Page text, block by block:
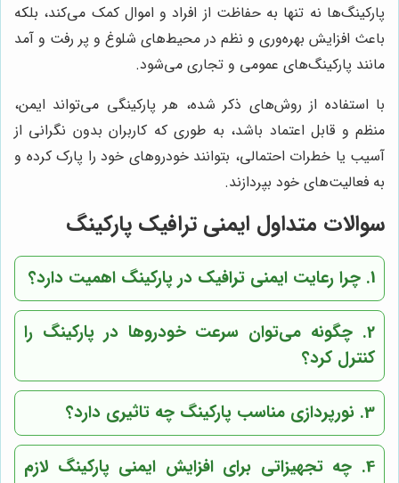
پارکینگ‌ها نه تنها به حفاظت از افراد و اموال کمک می‌کند، بلکه
باعث افزایش بهره‌وری و نظم در محیط‌های شلوغ و پر رفت و آمد
مانند پارکینگ‌های عمومی و تجاری می‌شود.
با استفاده از روش‌های ذکر شده، هر پارکینگی می‌تواند ایمن،
منظم و قابل اعتماد باشد، به طوری که کاربران بدون نگرانی از
آسیب یا خطرات احتمالی، بتوانند خودروهای خود را پارک کرده و
به فعالیت‌های خود بپردازند.
سوالات متداول ایمنی ترافیک پارکینگ
1. چرا رعایت ایمنی ترافیک در پارکینگ اهمیت دارد؟
2. چگونه می‌توان سرعت خودروها در پارکینگ را
کنترل کرد؟
3. نورپردازی مناسب پارکینگ چه تاثیری دارد؟
4. چه تجهیزاتی برای افزایش ایمنی پارکینگ لازم